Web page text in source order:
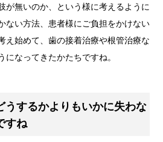
が無いのか、という様に考えるように
ない方法、患者様にご負担をかけない
え始めて、歯の接着治療や根管治療な
になってきたかたちですね。
うするかよりもいかに失わな
すね